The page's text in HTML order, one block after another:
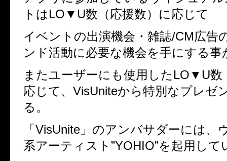
トはLO▼U数（応援数）に応じて
イベントの出演機会・雑誌/CM広告
ンド活動に必要な機会を手にする事
またユーザーにも使用した LO▼U数
応じて、 VisUniteから特別なプレゼ
る。
「 VisUnite 」のアンバサダーには、
系アーティスト ”YOHIO”を起用して